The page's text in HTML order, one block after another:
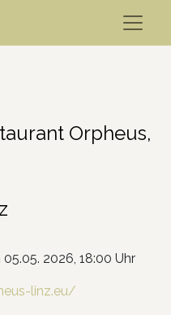
Orpheus,
2026, 18:00 Uhr
linz.eu/